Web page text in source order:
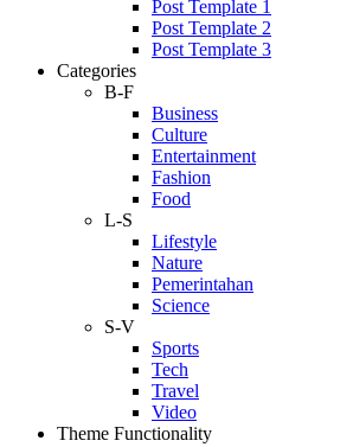
Post Template 1
Post Template 2
Post Template 3
Categories
B-F
Business
Culture
Entertainment
Fashion
Food
L-S
Lifestyle
Nature
Pemerintahan
Science
S-V
Sports
Tech
Travel
Video
Theme Functionality